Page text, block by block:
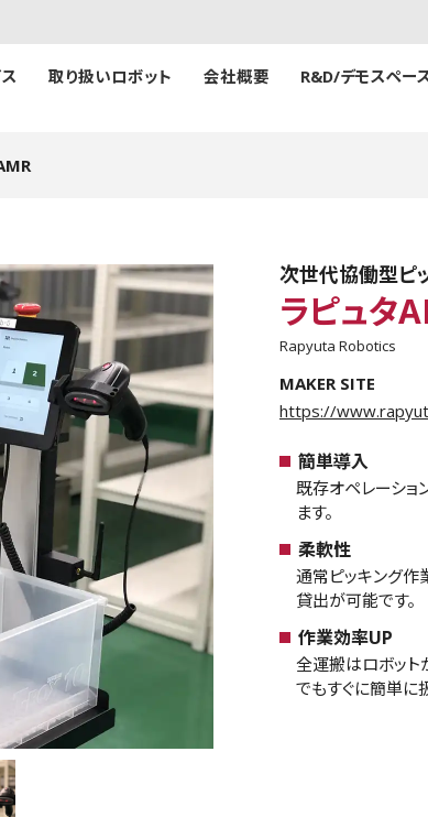
取り扱いロボット 会社概要 R&D/デモスペー
次世代協働型ピ
ラピュタ
Rapyuta Robotics
MAKER SITE
https://
簡単導入
既存オペレーショ
ます。
柔軟性
通常ピッキング作
貸出が可能です。
作業効率UP
全運搬はロボット
でもすぐに簡単に